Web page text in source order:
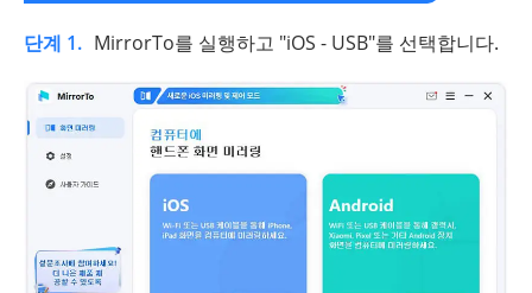
단계 1. MirrorTo를 실행하고 "iOS - USB"를 선택합니다.